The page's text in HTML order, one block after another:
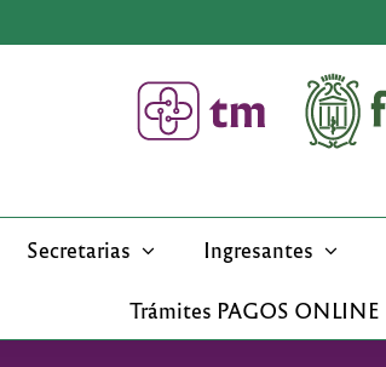
Secretarias Ingresantes
Trámites PAGOS ONLINE